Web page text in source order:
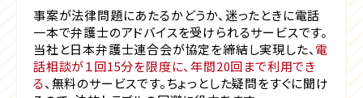
事案が法律問題にあたるかどうか、迷ったときに電話
一本で弁護士のアドバイスを受けられるサービスです。
当社と日本弁護士連合会が協定を締結し実現した、 電
話相談が１回15分を限度に、年間20回まで利用でき
る、無料のサービスです。ちょっとした疑問をすぐに聞け